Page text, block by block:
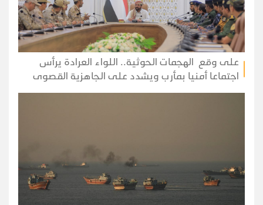
على وقع الهجمات الحوثية.. اللواء العرادة يرأس
اجتماعا أمنيا بمأرب ويشدد على الجاهزية القصوى